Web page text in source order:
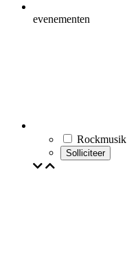
evenementen
Rockmusik
Solliciteer